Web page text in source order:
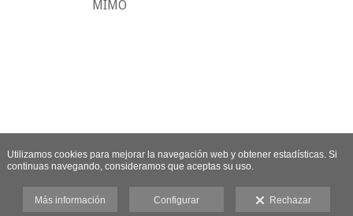
Utilizamos cookies para mejorar la navegación web y obtener estadísticas. Si
continuas navegando, consideramos que aceptas su uso.
Más información Configurar Rechazar